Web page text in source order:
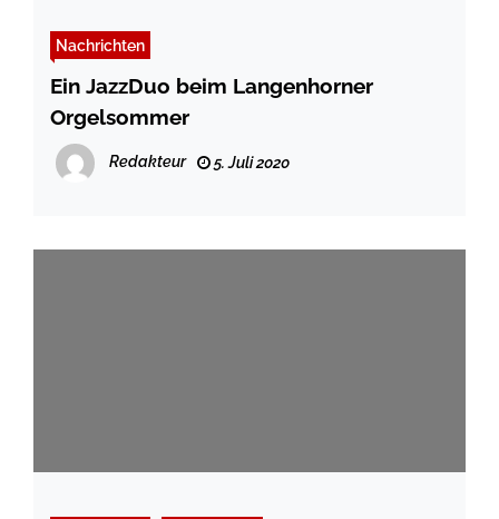
Nachrichten
Ein JazzDuo beim Langenhorner
Orgelsommer
Redakteur 5. Juli 2020